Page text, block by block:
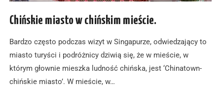
Chińskie miasto w chińskim mieście.
Bardzo często podczas wizyt w Singapurze, odwiedzający to
miasto turyści i podróżnicy dziwią się, że w mieście, w
którym głownie mieszka ludność chińska, jest ‘Chinatown-
chińskie miasto’. W mieście, w…